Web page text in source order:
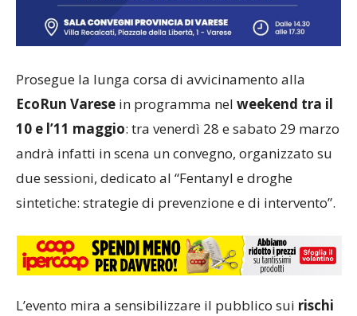
Prosegue la lunga corsa di avvicinamento alla
EcoRun Varese in programma nel weekend tra il
10 e l’11 maggio: tra venerdì 28 e sabato 29 marzo
andrà infatti in scena un convegno, organizzato su
due sessioni, dedicato al “Fentanyl e droghe
sintetiche: strategie di prevenzione e di intervento”.
L’evento mira a sensibilizzare il pubblico sui rischi